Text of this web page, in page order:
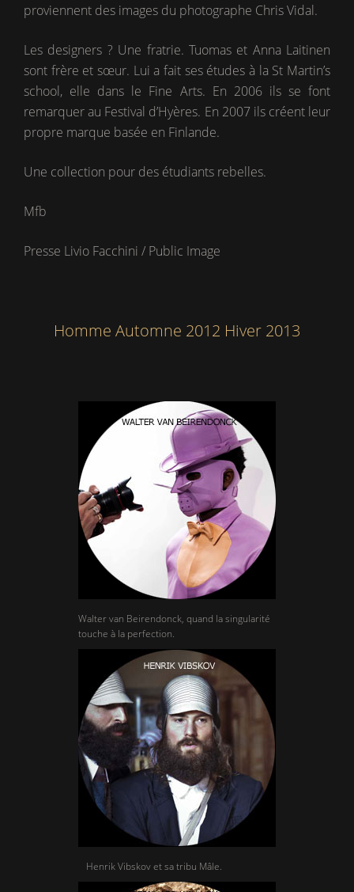
proviennent des images du photographe Chris Vidal.
Les designers ? Une fratrie. Tuomas et Anna Laitinen
sont frère et sœur. Lui a fait ses études à la St Martin’s
school, elle dans le Fine Arts. En 2006 ils se font
remarquer au Festival d’Hyères. En 2007 ils créent leur
propre marque basée en Finlande.
Une collection pour des étudiants rebelles.
Mfb
Presse Livio Facchini / Public Image
Homme Automne 2012 Hiver 2013
Walter van Beirendonck, quand la singularité
touche à la perfection.
Henrik Vibskov et sa tribu Mâle.